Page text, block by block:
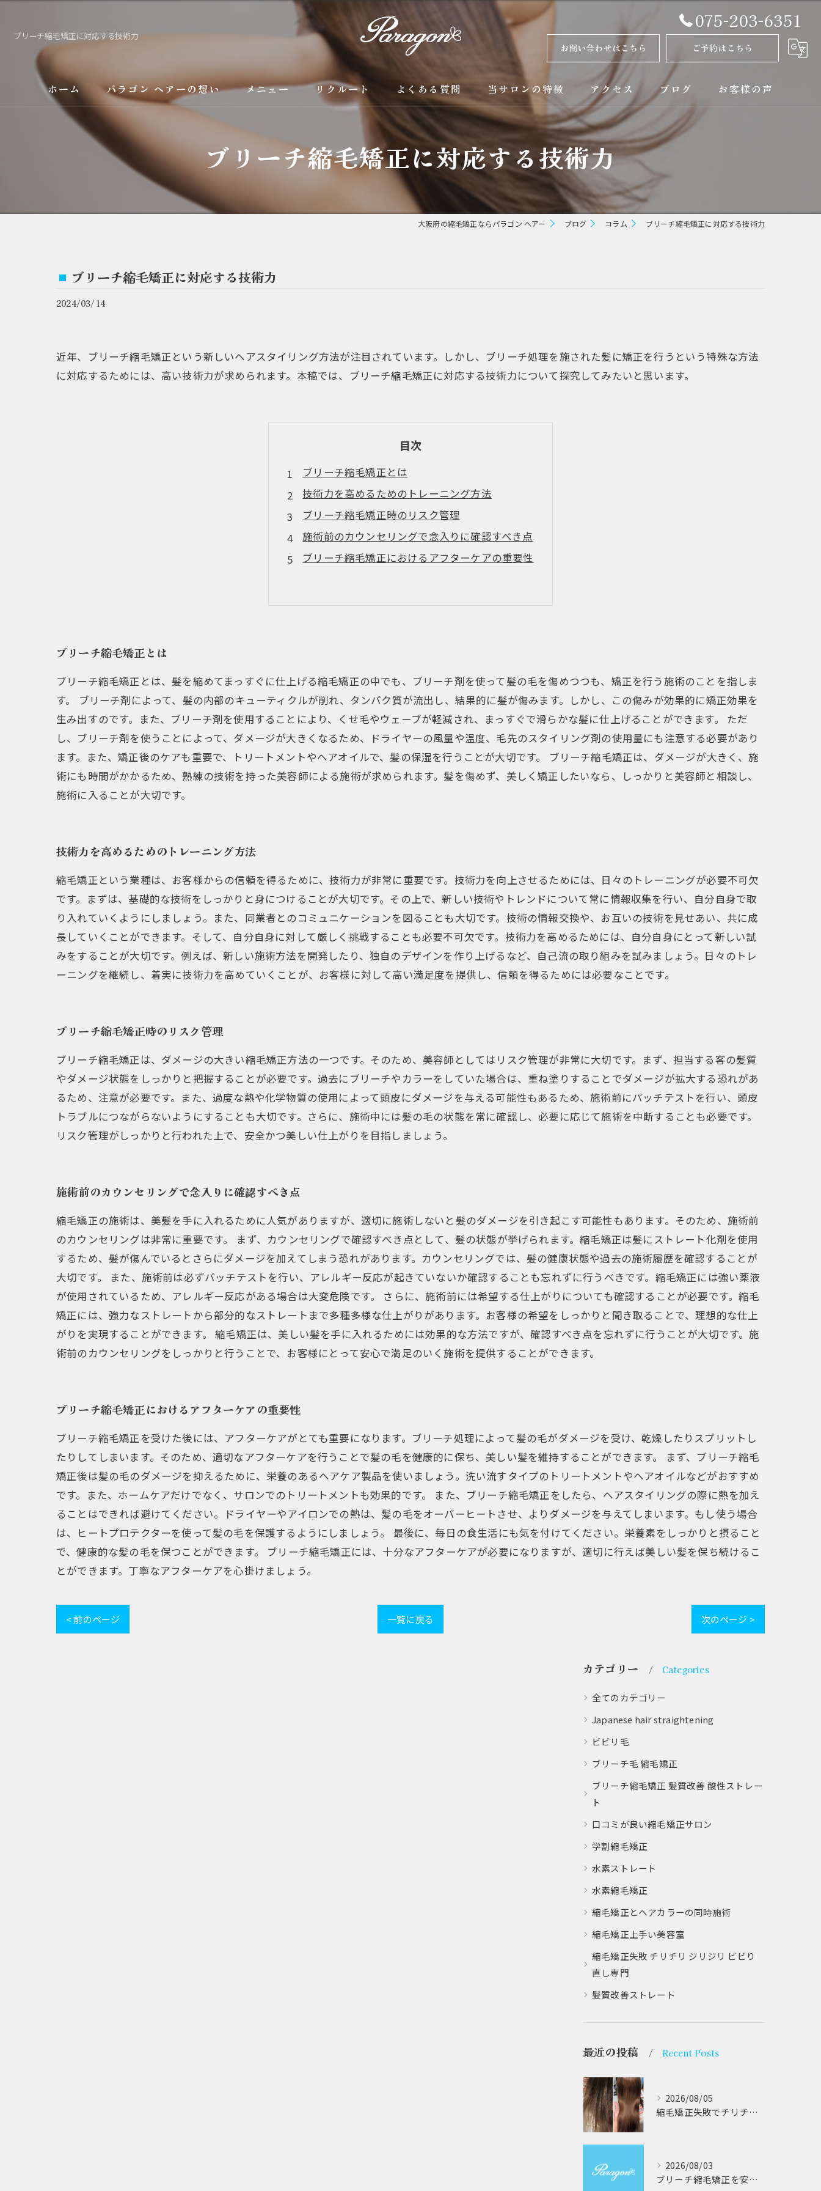
ブリーチ縮毛矯正に対応する技術力
075-203-6351
お問い合わせはこちら ご予約はこちら
ホーム パラゴン ヘアーの想い
サービス
メニュー リクルート よくある質問 当サロンの特徴
京都の縮毛矯正
カラー
トリートメント
ブリーチ縮毛矯正
アクセス ブログ
コラム
お客様の声
ブリーチ縮毛矯正に対応する技術力
大阪府の縮毛矯正ならパラゴン ヘアー ブログ コラム ブリーチ縮毛矯正に対応する技術力
ブリーチ縮毛矯正に対応する技術力
2024/03/14
近年、ブリーチ縮毛矯正という新しいヘアスタイリング方法が注目されています。しかし、ブリーチ処理を施された髪に矯正を行うという特殊な方法
に対応するためには、高い技術力が求められます。本稿では、ブリーチ縮毛矯正に対応する技術力について探究してみたいと思います。
目次
ブリーチ縮毛矯正とは
技術力を高めるためのトレーニング方法
ブリーチ縮毛矯正時のリスク管理
施術前のカウンセリングで念入りに確認すべき点
ブリーチ縮毛矯正におけるアフターケアの重要性
ブリーチ縮毛矯正とは
ブリーチ縮毛矯正とは、髪を縮めてまっすぐに仕上げる縮毛矯正の中でも、ブリーチ剤を使って髪の毛を傷めつつも、矯正を行う施術のことを指しま
す。 ブリーチ剤によって、髪の内部のキューティクルが削れ、タンパク質が流出し、結果的に髪が傷みます。しかし、この傷みが効果的に矯正効果を
生み出すのです。また、ブリーチ剤を使用することにより、くせ毛やウェーブが軽減され、まっすぐで滑らかな髪に仕上げることができます。 ただ
し、ブリーチ剤を使うことによって、ダメージが大きくなるため、ドライヤーの風量や温度、毛先のスタイリング剤の使用量にも注意する必要があり
ます。また、矯正後のケアも重要で、トリートメントやヘアオイルで、髪の保湿を行うことが大切です。 ブリーチ縮毛矯正は、ダメージが大きく、施
術にも時間がかかるため、熟練の技術を持った美容師による施術が求められます。髪を傷めず、美しく矯正したいなら、しっかりと美容師と相談し、
施術に入ることが大切です。
技術力を高めるためのトレーニング方法
縮毛矯正という業種は、お客様からの信頼を得るために、技術力が非常に重要です。技術力を向上させるためには、日々のトレーニングが必要不可欠
です。まずは、基礎的な技術をしっかりと身につけることが大切です。その上で、新しい技術やトレンドについて常に情報収集を行い、自分自身で取
り入れていくようにしましょう。また、同業者とのコミュニケーションを図ることも大切です。技術の情報交換や、お互いの技術を見せあい、共に成
長していくことができます。そして、自分自身に対して厳しく挑戦することも必要不可欠です。技術力を高めるためには、自分自身にとって新しい試
みをすることが大切です。例えば、新しい施術方法を開発したり、独自のデザインを作り上げるなど、自己流の取り組みを試みましょう。日々のトレ
ーニングを継続し、着実に技術力を高めていくことが、お客様に対して高い満足度を提供し、信頼を得るためには必要なことです。
ブリーチ縮毛矯正時のリスク管理
ブリーチ縮毛矯正は、ダメージの大きい縮毛矯正方法の一つです。そのため、美容師としてはリスク管理が非常に大切です。まず、担当する客の髪質
やダメージ状態をしっかりと把握することが必要です。過去にブリーチやカラーをしていた場合は、重ね塗りすることでダメージが拡大する恐れがあ
るため、注意が必要です。また、過度な熱や化学物質の使用によって頭皮にダメージを与える可能性もあるため、施術前にパッチテストを行い、頭皮
トラブルにつながらないようにすることも大切です。さらに、施術中には髪の毛の状態を常に確認し、必要に応じて施術を中断することも必要です。
リスク管理がしっかりと行われた上で、安全かつ美しい仕上がりを目指しましょう。
施術前のカウンセリングで念入りに確認すべき点
縮毛矯正の施術は、美髪を手に入れるために人気がありますが、適切に施術しないと髪のダメージを引き起こす可能性もあります。そのため、施術前
のカウンセリングは非常に重要です。 まず、カウンセリングで確認すべき点として、髪の状態が挙げられます。縮毛矯正は髪にストレート化剤を使用
するため、髪が傷んでいるとさらにダメージを加えてしまう恐れがあります。カウンセリングでは、髪の健康状態や過去の施術履歴を確認することが
大切です。 また、施術前は必ずパッチテストを行い、アレルギー反応が起きていないか確認することも忘れずに行うべきです。縮毛矯正には強い薬液
が使用されているため、アレルギー反応がある場合は大変危険です。 さらに、施術前には希望する仕上がりについても確認することが必要です。縮毛
矯正には、強力なストレートから部分的なストレートまで多種多様な仕上がりがあります。お客様の希望をしっかりと聞き取ることで、理想的な仕上
がりを実現することができます。 縮毛矯正は、美しい髪を手に入れるためには効果的な方法ですが、確認すべき点を忘れずに行うことが大切です。施
術前のカウンセリングをしっかりと行うことで、お客様にとって安心で満足のいく施術を提供することができます。
ブリーチ縮毛矯正におけるアフターケアの重要性
ブリーチ縮毛矯正を受けた後には、アフターケアがとても重要になります。ブリーチ処理によって髪の毛がダメージを受け、乾燥したりスプリットし
たりしてしまいます。そのため、適切なアフターケアを行うことで髪の毛を健康的に保ち、美しい髪を維持することができます。 まず、ブリーチ縮毛
矯正後は髪の毛のダメージを抑えるために、栄養のあるヘアケア製品を使いましょう。洗い流すタイプのトリートメントやヘアオイルなどがおすすめ
です。また、ホームケアだけでなく、サロンでのトリートメントも効果的です。 また、ブリーチ縮毛矯正をしたら、ヘアスタイリングの際に熱を加え
ることはできれば避けてください。ドライヤーやアイロンでの熱は、髪の毛をオーバーヒートさせ、よりダメージを与えてしまいます。もし使う場合
は、ヒートプロテクターを使って髪の毛を保護するようにしましょう。 最後に、毎日の食生活にも気を付けてください。栄養素をしっかりと摂ること
で、健康的な髪の毛を保つことができます。 ブリーチ縮毛矯正には、十分なアフターケアが必要になりますが、適切に行えば美しい髪を保ち続けるこ
とができます。丁寧なアフターケアを心掛けましょう。
< 前のページ 一覧に戻る 次のページ >
カテゴリー Categories
全てのカテゴリー
Japanese hair straightening
ビビリ毛
ブリーチ毛 縮毛矯正
ブリーチ縮毛矯正 髪質改善 酸性ストレー
ト
口コミが良い縮毛矯正サロン
学割縮毛矯正
水素ストレート
水素縮毛矯正
縮毛矯正とヘアカラーの同時施術
縮毛矯正上手い美容室
縮毛矯正失敗 チリチリ ジリジリ ビビり
直し専門
髪質改善ストレート
最近の投稿 Recent Posts
2026/08/05
縮毛矯正失敗でチリチリジリジリの髪をビビり直し専門が丁寧に修復する方法解説
2026/08/03
ブリーチ縮毛矯正を安全に受けるための大阪府対応サロン選びと髪質改善のポイント